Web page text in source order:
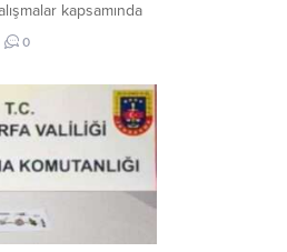
kapsamında
ikamete operasyon
çok sayıda
Haber Merkezi –
ve Halkla İlişkiler
yapılan açıklamaya
0